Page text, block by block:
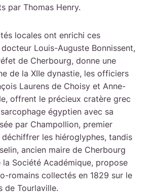
par Thomas Henry.
locales ont enrichi ces
Louis-Auguste Bonnissent,
de Cherbourg, donne une
de la XIIe dynastie, les officiers
Laurens de Choisy et Anne-
offrent le précieux cratère grec
égyptien avec sa
par Champollion, premier
les hiéroglyphes, tandis
ancien maire de Cherbourg
Société Académique, propose
romains collectés en 1829 sur le
de Tourlaville.